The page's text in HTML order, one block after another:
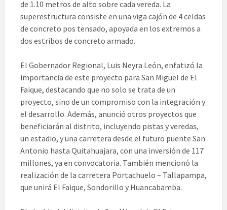
de 1.10 metros de alto sobre cada vereda. La
superestructura consiste en una viga cajón de 4 celdas
de concreto pos tensado, apoyada en los extremos a
dos estribos de concreto armado.
El Gobernador Regional, Luis Neyra León, enfatizó la
importancia de este proyecto para San Miguel de El
Faique, destacando que no solo se trata de un
proyecto, sino de un compromiso con la integración y
el desarrollo. Además, anunció otros proyectos que
beneficiarán al distrito, incluyendo pistas y veredas,
un estadio, y una carretera desde el futuro puente San
Antonio hasta Quitahuajara, con una inversión de 117
millones, ya en convocatoria. También mencionó la
realización de la carretera Portachuelo – Tallapampa,
que unirá El Faique, Sondorillo y Huancabamba.